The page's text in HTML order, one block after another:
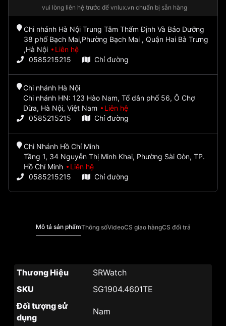
vui lòng liên hệ trước để vnlux.vn chuẩn bị sẵn hàng
Chi nhánh Hà Nội Trung Tâm Thẩm Định Và Bảo Dưỡng
38 phố Bạch Mai,Phường Bạch Mai , Quận Hai Bà Trưng
,Hà Nội
Liên hệ
0585215215
Chỉ đường
Chi nhánh Hà Nội
Chi nhánh HN: 123 Hào Nam, Tổ dân phố 56, Ô Chợ
Dừa, Hà Nội, Việt Nam
Liên hệ
0585215215
Chỉ đường
Chi Nhánh Hồ Chí Minh
Tầng 1, 34 Nguyễn Thị Minh Khai, Phường Sài Gòn, TP.
Hồ Chí Minh
Liên hệ
0585215215
Chỉ đường
Mô tả sản phẩmThông sốVideoCS giao hàngCS đổi trả
Thương Hiệu
SRWatch
SKU
SG1904.4601TE
Đối tượng sử
dụng
Nam